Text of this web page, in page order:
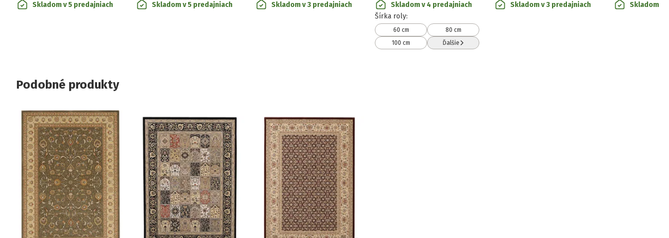
Skladom v 5 predajniach
Skladom v 5 predajniach
Skladom v 3 predajniach
Skladom v 4 predajniach
Šírka roly:
60 cm
80 cm
100 cm
Ďalšie
Skladom v 3 predajniach
Skladom v
Podobné produkty